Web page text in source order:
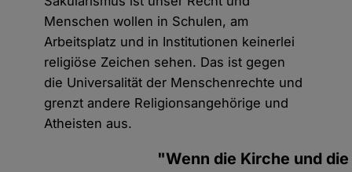
Menschen wollen in Schulen, am
Arbeitsplatz und in Institutionen keinerlei
religiöse Zeichen sehen. Das ist gegen
die Universalität der Menschenrechte und
grenzt andere Religionsangehörige und
Atheisten aus.
"Wenn die Kirche und die